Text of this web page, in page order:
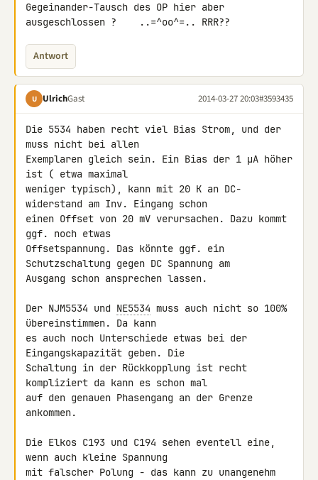
Gegeinander-Tausch des OP hier aber
ausgeschlossen ?    ..=^oo^=.. RRR??
Antwort
U UlrichGast 2014-03-27 20:03#3593435
Die 5534 haben recht viel Bias Strom, und der
muss nicht bei allen
Exemplaren gleich sein. Ein Bias der 1 µA höher
ist ( etwa maximal
weniger typisch), kann mit 20 K an DC-
widerstand am Inv. Eingang schon
einen Offset von 20 mV verursachen. Dazu kommt
ggf. noch etwas
Offsetspannung. Das könnte ggf. ein
Schutzschaltung gegen DC Spannung am
Ausgang schon ansprechen lassen.
Der NJM5534 und NE5534 muss auch nicht so 100%
übereinstimmen. Da kann
es auch noch Unterschiede etwas bei der
Eingangskapazität geben. Die
Schaltung in der Rückkopplung ist recht
kompliziert da kann es schon mal
auf den genauen Phasengang an der Grenze
ankommen.
Die Elkos C193 und C194 sehen eventell eine,
wenn auch kleine Spannung
mit falscher Polung - das kann zu unangenehm